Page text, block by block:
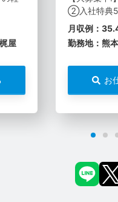
屋
②入社特典
月収例：
勤務地：熊
お